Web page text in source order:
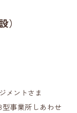
）
メントさま
事業所しあわせ